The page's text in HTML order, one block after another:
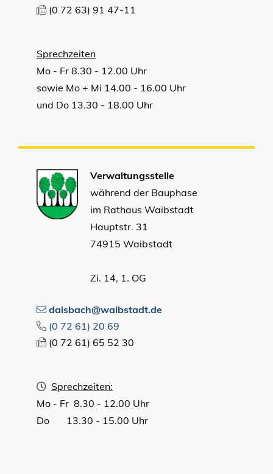
(0 72 63) 91 47-11
Sprechzeiten
Mo - Fr 8.30 - 12.00 Uhr
sowie Mo + Mi 14.00 - 16.00 Uhr
und Do 13.30 - 18.00 Uhr
Verwaltungsstelle
während der Bauphase
im Rathaus Waibstadt
Hauptstr. 31
74915 Waibstadt
Zi. 14, 1. OG
daisbach@waibstadt.de
(0 72 61) 20 69
(0 72 61) 65 52 30
Sprechzeiten:
Mo - Fr 8.30 - 12.00 Uhr
Do 13.30 - 15.00 Uhr